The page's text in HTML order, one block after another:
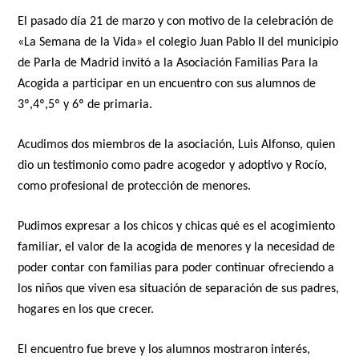
El pasado día 21 de marzo y con motivo de la celebración de
«La Semana de la Vida» el colegio Juan Pablo II del municipio
de Parla de Madrid invitó a la Asociación Familias Para la
Acogida a participar en un encuentro con sus alumnos de
3º,4º,5º y 6º de primaria.
Acudimos dos miembros de la asociación, Luis Alfonso, quien
dio un testimonio como padre acogedor y adoptivo y Rocío,
como profesional de protección de menores.
Pudimos expresar a los chicos y chicas qué es el acogimiento
familiar, el valor de la acogida de menores y la necesidad de
poder contar con familias para poder continuar ofreciendo a
los niños que viven esa situación de separación de sus padres,
hogares en los que crecer.
El encuentro fue breve y los alumnos mostraron interés,